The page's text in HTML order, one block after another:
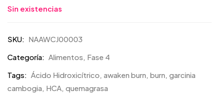
Sin existencias
SKU: NAAWCJ00003
Categoría: Alimentos, Fase 4
Tags: Ácido Hidroxicítrico, awaken burn, burn, garcinia
cambogia, HCA, quemagrasa